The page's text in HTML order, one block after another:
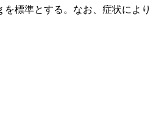
標準とする。なお、症状により